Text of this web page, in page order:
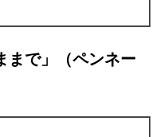
まで」（ペンネー